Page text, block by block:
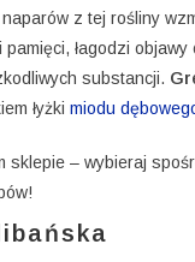
z tej rośliny
łagodzi objawy
substancji.
łyżki miodu
sklepie – wybieraj